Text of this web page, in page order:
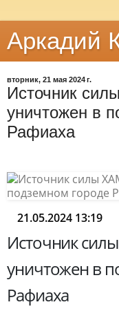
Аркадий
вторник, 21 мая 2024 г.
Источник
уничтожен в
Рафиаха
21.05.2024 13:19
Источник
уничтожен в
Рафиаха